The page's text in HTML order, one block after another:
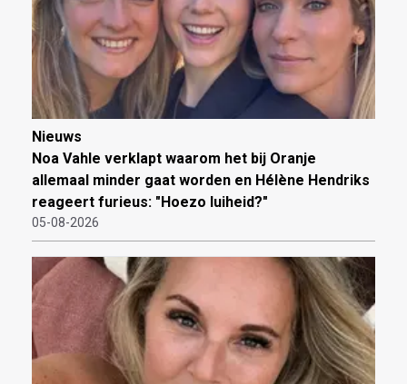
Nieuws
Noa Vahle verklapt waarom het bij Oranje
allemaal minder gaat worden en Hélène Hendriks
reageert furieus: "Hoezo luiheid?"
05-08-2026